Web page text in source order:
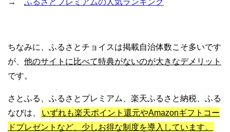
ちなみに、ふるさとチョイスは掲載自治体数こそ多いです
が、 他のサイトに比べて特典がないのが大きなデメリット
です。
さとふる、ふるさとプレミアム、楽天ふるさと納税、ふる
なびは、
いずれも楽天ポイント還元やAmazonギフトコー
ドプレゼントなど、少しお得な制度を導入しています。